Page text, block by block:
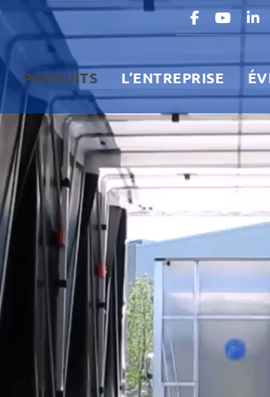
PRODUITS L’ENTREPRISE